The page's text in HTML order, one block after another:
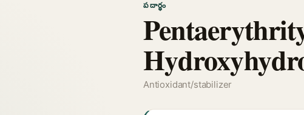
పదార్థం
Antioxidant/stabilizer